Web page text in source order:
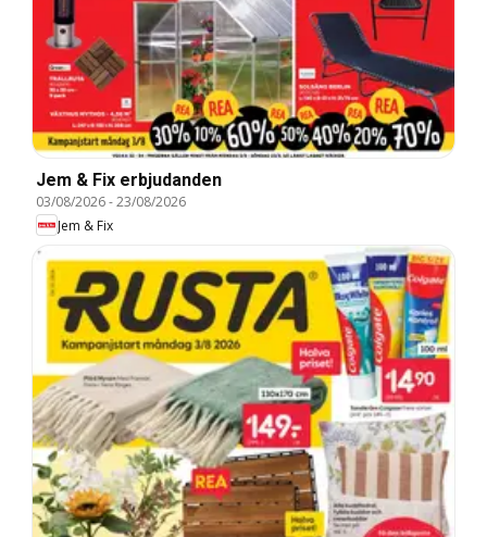
Jem & Fix erbjudanden
03/08/2026-23/08/2026
Jem & Fix